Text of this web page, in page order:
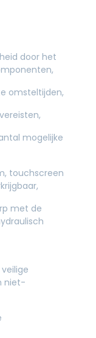
door het
omsteltijden,
mogelijke
touchscreen
met de
niet-